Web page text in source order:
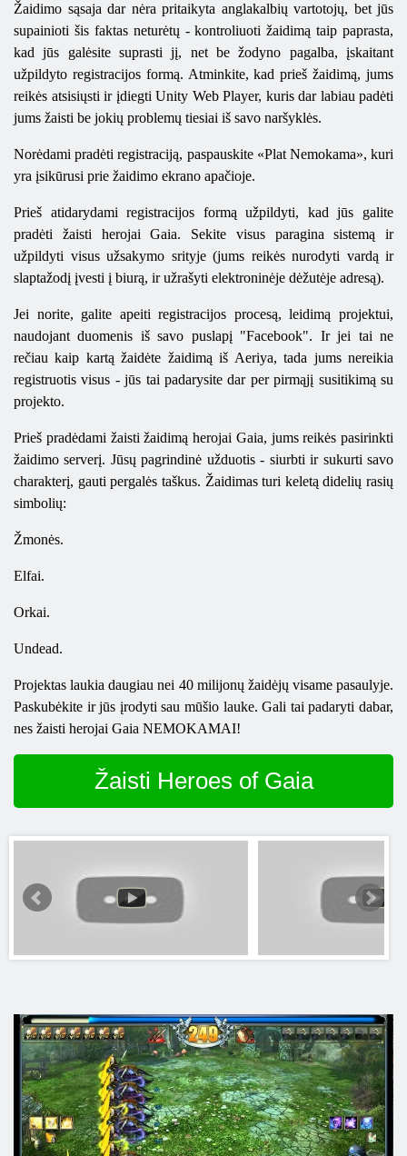
Žaidimo sąsaja dar nėra pritaikyta anglakalbių vartotojų, bet jūs
supainioti šis faktas neturėtų - kontroliuoti žaidimą taip paprasta,
kad jūs galėsite suprasti jį, net be žodyno pagalba, įskaitant
užpildyto registracijos formą. Atminkite, kad prieš žaidimą, jums
reikės atsisiųsti ir įdiegti Unity Web Player, kuris dar labiau padėti
jums žaisti be jokių problemų tiesiai iš savo naršyklės.
Norėdami pradėti registraciją, paspauskite «Plat Nemokama», kuri
yra įsikūrusi prie žaidimo ekrano apačioje.
Prieš atidarydami registracijos formą užpildyti, kad jūs galite
pradėti žaisti herojai Gaia. Sekite visus paragina sistemą ir
užpildyti visus užsakymo srityje (jums reikės nurodyti vardą ir
slaptažodį įvesti į biurą, ir užrašyti elektroninėje dėžutėje adresą).
Jei norite, galite apeiti registracijos procesą, leidimą projektui,
naudojant duomenis iš savo puslapį "Facebook". Ir jei tai ne
rečiau kaip kartą žaidėte žaidimą iš Aeriya, tada jums nereikia
registruotis visus - jūs tai padarysite dar per pirmąjį susitikimą su
projekto.
Prieš pradėdami žaisti žaidimą herojai Gaia, jums reikės pasirinkti
žaidimo serverį. Jūsų pagrindinė užduotis - siurbti ir sukurti savo
charakterį, gauti pergalės taškus. Žaidimas turi keletą didelių rasių
simbolių:
Žmonės.
Elfai.
Orkai.
Undead.
Projektas laukia daugiau nei 40 milijonų žaidėjų visame pasaulyje.
Paskubėkite ir jūs įrodyti sau mūšio lauke. Gali tai padaryti dabar,
nes žaisti herojai Gaia NEMOKAMAI!
Žaisti Heroes of Gaia